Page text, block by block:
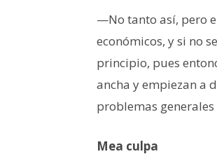
—No tanto así, pero
económicos, y si no
principio, pues
ancha y empiezan a
problemas
Mea culpa